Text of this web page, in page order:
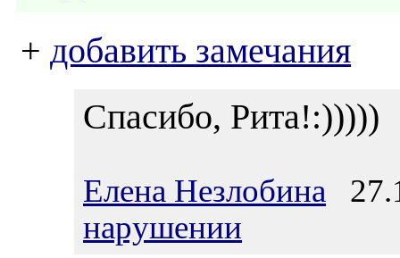
+ добавить замечания
Спасибо, Рита!:)))))
Елена Незлобина
нарушении